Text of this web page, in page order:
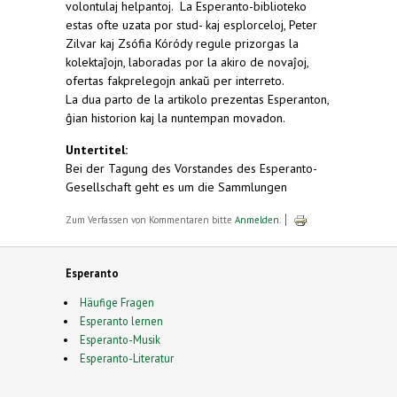
volontulaj helpantoj. La Esperanto-biblioteko
estas ofte uzata por stud- kaj esplorceloj, Peter
Zilvar kaj Zsófia Kóródy regule prizorgas la
kolektaĵojn, laboradas por la akiro de novaĵoj,
ofertas fakprelegojn ankaŭ per interreto.
La dua parto de la artikolo prezentas Esperanton,
ĝian historion kaj la nuntempan movadon.
Untertitel:
Bei der Tagung des Vorstandes des Esperanto-
Gesellschaft geht es um die Sammlungen
Zum Verfassen von Kommentaren bitte Anmelden
Esperanto
Häufige Fragen
Esperanto lernen
Esperanto-Musik
Esperanto-Literatur